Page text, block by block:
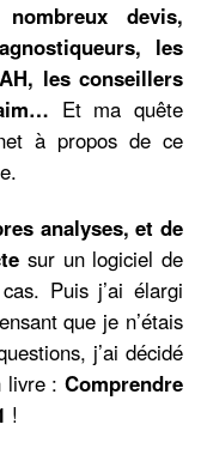
devis,
les
les conseillers
Et ma quête
à propos de ce
analyses, et de
sur un logiciel de
Puis j’ai élargi
que je n’étais
j’ai décidé
livre : Comprendre
!